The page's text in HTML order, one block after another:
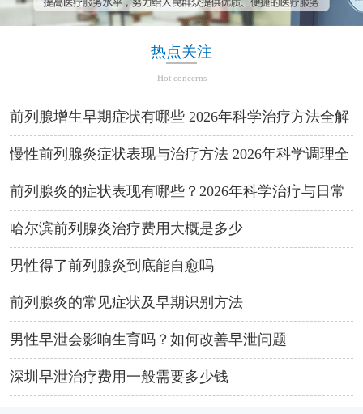
热点关注
Hot concerns
前列腺增生早期症状有哪些 2026年科学治疗方法全解
析
慢性前列腺炎症状表现与治疗方法 2026年科学调理全
攻略
前列腺炎的症状表现有哪些？2026年科学治疗与日常
预防方法
哈尔滨前列腺炎治疗费用大概是多少
男性得了前列腺炎到底能自愈吗
前列腺炎的常见症状及早期识别方法
男性早泄会影响生育吗？如何改善早泄问题
深圳早泄治疗费用一般需要多少钱